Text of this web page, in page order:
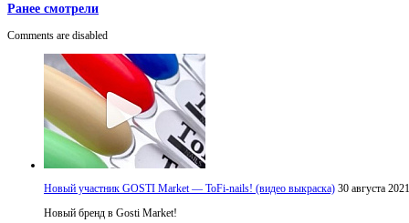
Ранее смотрели
Comments are disabled
Новый участник GOSTI Market — ToFi-nails! (видео выкраска) 30 августа 2021
Новый бренд в Gosti Market!